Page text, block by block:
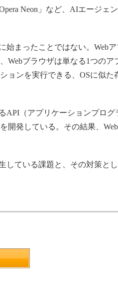
Neon」など、AIエージェン
始まったことではない。Webア
Webブラウザは単なる1つのア
ョンを実行できる、OSに似た
API（アプリケーションプログ
開発している。その結果、
している課題と、その対策と